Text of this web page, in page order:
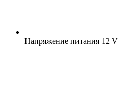
Напряжение питания 12 V